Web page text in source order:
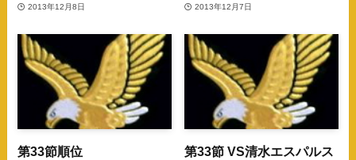
2013年12月8日 2013年12月7日
第33節順位 第33節 VS清水エスパルス